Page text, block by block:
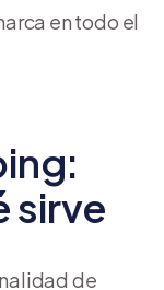
en todo el
sirve
de